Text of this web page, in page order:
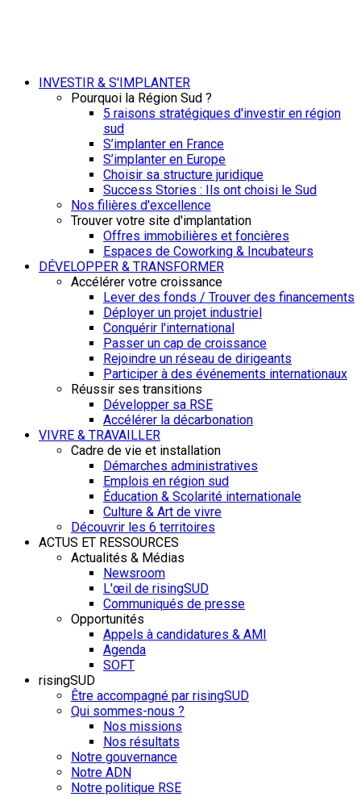
INVESTIR & S'IMPLANTER
Pourquoi la Région Sud ?
5 raisons stratégiques d'investir en région
sud
S’implanter en France
S’implanter en Europe
Choisir sa structure juridique
Success Stories : Ils ont choisi le Sud
Nos filières d'excellence
Trouver votre site d'implantation
Offres immobilières et foncières
Espaces de Coworking & Incubateurs
DÉVELOPPER & TRANSFORMER
Accélérer votre croissance
Lever des fonds / Trouver des financements
Déployer un projet industriel
Conquérir l'international
Passer un cap de croissance
Rejoindre un réseau de dirigeants
Participer à des événements internationaux
Réussir ses transitions
Développer sa RSE
Accélérer la décarbonation
VIVRE & TRAVAILLER
Cadre de vie et installation
Démarches administratives
Emplois en région sud
Éducation & Scolarité internationale
Culture & Art de vivre
Découvrir les 6 territoires
ACTUS ET RESSOURCES
Actualités & Médias
Newsroom
L'œil de risingSUD
Communiqués de presse
Opportunités
Appels à candidatures & AMI
Agenda
SOFT
risingSUD
Être accompagné par risingSUD
Qui sommes-nous ?
Nos missions
Nos résultats
Notre gouvernance
Notre ADN
Notre politique RSE